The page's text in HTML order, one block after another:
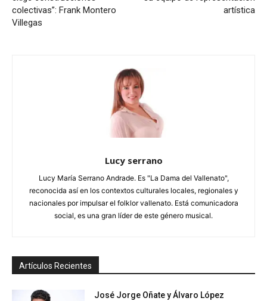
colectivas”: Frank Montero
Villegas
artística
Lucy serrano
Lucy María Serrano Andrade. Es "La Dama del Vallenato",
reconocida así en los contextos culturales locales, regionales y
nacionales por impulsar el folklor vallenato. Está comunicadora
social, es una gran líder de este género musical.
Artículos Recientes
José Jorge Oñate y Álvaro López